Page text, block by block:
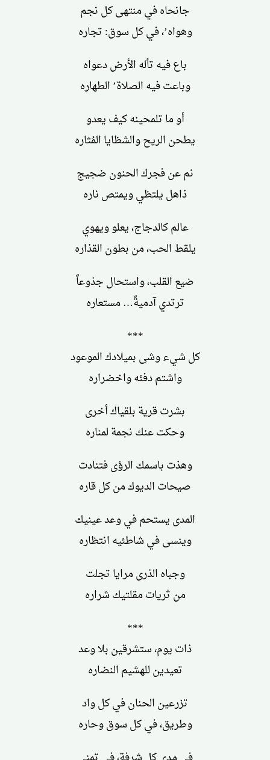
جانحاه في منتهى كل نجم
وهواه’، في كل سوق: تجاره
باع فيه تأله الأرض دعواه
وباعت فيه الصلاة’ الطهاره
أو ما تلمحينه كيف يعدو
يطحن الريح والشظايا المُثاره
نم عن فجرك الحنون ضجيج
ذاهل يلتظي ويمتص ناره
عالم كالدجاج، يعلو ويهوي
يلقط الحب، من بطون القذاره
ضيع القلب، واستحال جذوعاً
ترتدي آدميةً… مستعاره
***
كل شيء وشى بميلادك الموعود
واشتم دفئه واخضراره
بشرت قرية بلقياك أخرى
وحكت عنك نجمة لمناره
وهذت باسمك الرؤى فتنادت
صيحات الديوك من كل قاره
المدى يستحم في وعد عينيك
وينسى في شاطئيه انتظاره
وجباه الذرى مرايا تجلت
من ثريات مقلتيك شراره
***
ذات يوم، ستشرقين بلا وعد
تعيدين للهشيم النضاره
تزرعين الحنان في كل واد
وطريق، في كل سوق وحاره